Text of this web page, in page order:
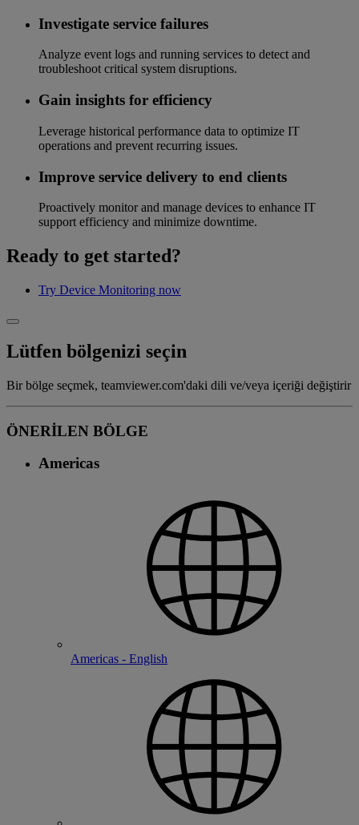
Investigate service failures
Analyze event logs and running services to detect and
troubleshoot critical system disruptions.
Gain insights for efficiency
Leverage historical performance data to optimize IT
operations and prevent recurring issues.
Improve service delivery to end clients
Proactively monitor and manage devices to enhance IT
support efficiency and minimize downtime.
Ready to get started?
Try Device Monitoring now
Lütfen bölgenizi seçin
Bir bölge seçmek, teamviewer.com'daki dili ve/veya içeriği değiştirir
ÖNERİLEN BÖLGE
Americas
Americas - English